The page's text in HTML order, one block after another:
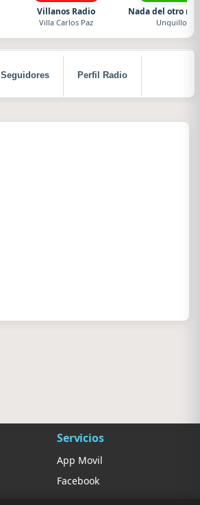
Villanos Radio
Villa Carlos Paz
Nada del otro
Unquillo
Seguidores Perfil Radio
Servicios
App Movil
Facebook